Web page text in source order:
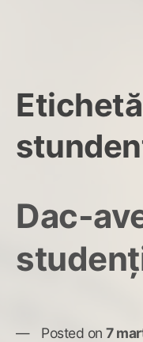
Dac-
Posted on 7